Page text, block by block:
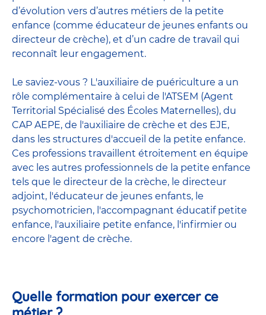
d’évolution vers d’autres métiers de la petite
enfance (comme éducateur de jeunes enfants ou
directeur de crèche), et d’un cadre de travail qui
reconnaît leur engagement.
Le saviez-vous ? L'auxiliaire de puériculture a un
rôle complémentaire à celui de l'ATSEM (Agent
Territorial Spécialisé des Écoles Maternelles), du
CAP AEPE, de l'auxiliaire de crèche et des EJE,
dans les structures d'accueil de la petite enfance.
Ces professions travaillent étroitement en équipe
avec les autres professionnels de la petite enfance
tels que le directeur de la crèche, le directeur
adjoint, l'éducateur de jeunes enfants, le
psychomotricien, l'accompagnant éducatif petite
enfance, l'auxiliaire petite enfance, l'infirmier ou
encore l'agent de crèche.
Quelle formation pour exercer ce